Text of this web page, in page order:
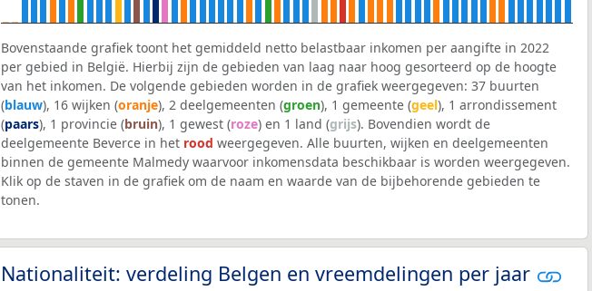
Bovenstaande grafiek toont het gemiddeld netto belastbaar inkomen per aangifte in 2022
per gebied in België. Hierbij zijn de gebieden van laag naar hoog gesorteerd op de hoogte
van het inkomen. De volgende gebieden worden in de grafiek weergegeven: 37 buurten
(blauw), 16 wijken (oranje), 2 deelgemeenten (groen), 1 gemeente (geel), 1 arrondissement
(paars), 1 provincie (bruin), 1 gewest (roze) en 1 land (grijs). Bovendien wordt de
deelgemeente Beverce in het rood weergegeven. Alle buurten, wijken en deelgemeenten
binnen de gemeente Malmedy waarvoor inkomensdata beschikbaar is worden weergegeven.
Klik op de staven in de grafiek om de naam en waarde van de bijbehorende gebieden te
tonen.
Nationaliteit: verdeling Belgen en vreemdelingen per jaar